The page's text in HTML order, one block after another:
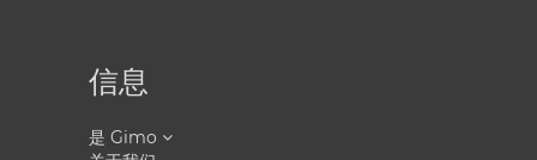
信息
是 Gimo